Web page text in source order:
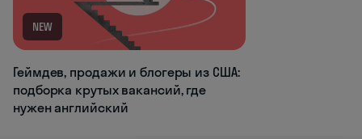
NEW
Геймдев, продажи и блогеры из США:
подборка крутых вакансий, где
нужен английский